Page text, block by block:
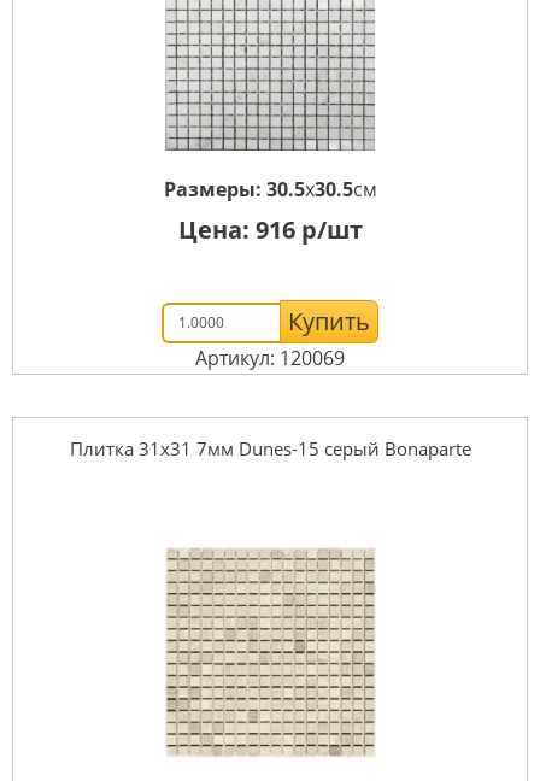
Размеры: 30.5x30.5см
Цена: 916р/шт
Купить
Артикул: 120069
Плитка 31x31 7мм Dunes-15 серый Bonaparte